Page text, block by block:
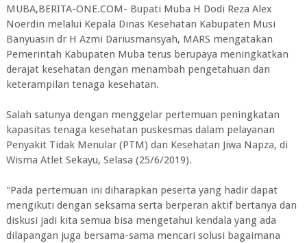
MUBA,BERITA-ONE.COM- Bupati Muba H Dodi Reza Alex
Noerdin melalui Kepala Dinas Kesehatan Kabupaten Musi
Banyuasin dr H Azmi Dariusmansyah, MARS mengatakan
Pemerintah Kabupaten Muba terus berupaya meningkatkan
derajat kesehatan dengan menambah pengetahuan dan
keterampilan tenaga kesehatan.
Salah satunya dengan menggelar pertemuan peningkatan
kapasitas tenaga kesehatan puskesmas dalam pelayanan
Penyakit Tidak Menular (PTM) dan Kesehatan Jiwa Napza, di
Wisma Atlet Sekayu, Selasa (25/6/2019).
"Pada pertemuan ini diharapkan peserta yang hadir dapat
mengikuti dengan seksama serta berperan aktif bertanya dan
diskusi jadi kita semua bisa mengetahui kendala yang ada
dilapangan juga bersama-sama mencari solusi bagaimana